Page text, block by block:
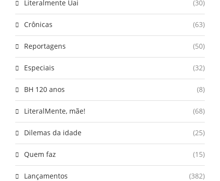
Literalmente Uai (30)
Crônicas (63)
Reportagens (50)
Especiais (32)
BH 120 anos (8)
LiteralMente, mãe! (68)
Dilemas da idade (25)
Quem faz (15)
Lançamentos (382)